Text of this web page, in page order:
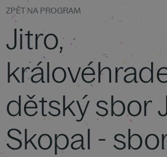
ZPĚT NA PROGRAM
Jitro,
dětský sbor
Skopal -